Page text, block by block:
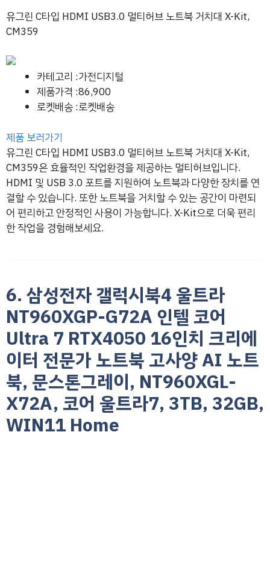
유그린 C타입 HDMI USB3.0 멀티허브 노트북 거치대 X-Kit,
CM359
카테고리 :가전디지털
제품가격 :86,900
로켓배송 :로켓배송
제품 보러가기
유그린 C타입 HDMI USB3.0 멀티허브 노트북 거치대 X-Kit,
CM359은 효율적인 작업환경을 제공하는 멀티허브입니다.
HDMI 및 USB 3.0 포트를 지원하여 노트북과 다양한 장치를 연
결할 수 있습니다. 또한 노트북을 거치할 수 있는 공간이 마련되
어 편리하고 안정적인 사용이 가능합니다. X-Kit으로 더욱 편리
한 작업을 경험해보세요.
6. 삼성전자 갤럭시북4 울트라
NT960XGP-G72A 인텔 코어
Ultra 7 RTX4050 16인치 크리에
이터 전문가 노트북 고사양 AI 노트
북, 문스톤그레이, NT960XGL-
X72A, 코어 울트라7, 3TB, 32GB,
WIN11 Home